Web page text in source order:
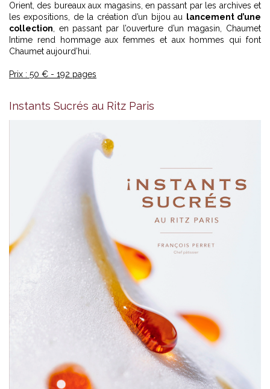
Orient, des bureaux aux magasins, en passant par les archives et
les expositions, de la création d’un bijou au lancement d’une
collection , en passant par l’ouverture d’un magasin, Chaumet
Intime rend hommage aux femmes et aux hommes qui font
Chaumet aujourd’hui.
Prix : 50 € - 192 pages
Instants Sucrés au Ritz Paris